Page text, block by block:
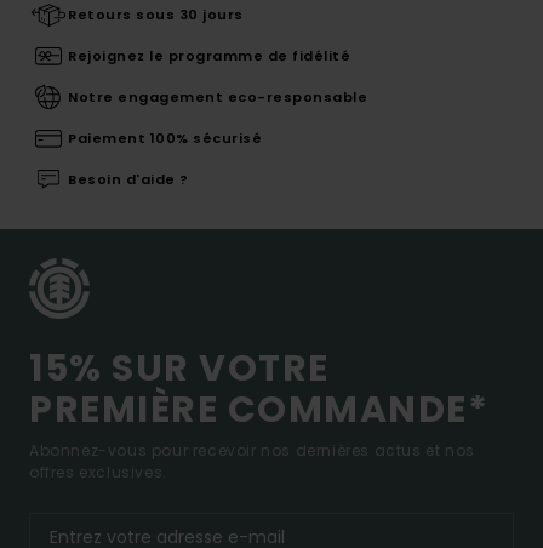
Retours sous 30 jours
Rejoignez le programme de fidélité
Notre engagement eco-responsable
Paiement 100% sécurisé
Besoin d'aide ?
15% SUR VOTRE
PREMIÈRE COMMANDE*
Abonnez-vous pour recevoir nos dernières actus et nos
offres exclusives.